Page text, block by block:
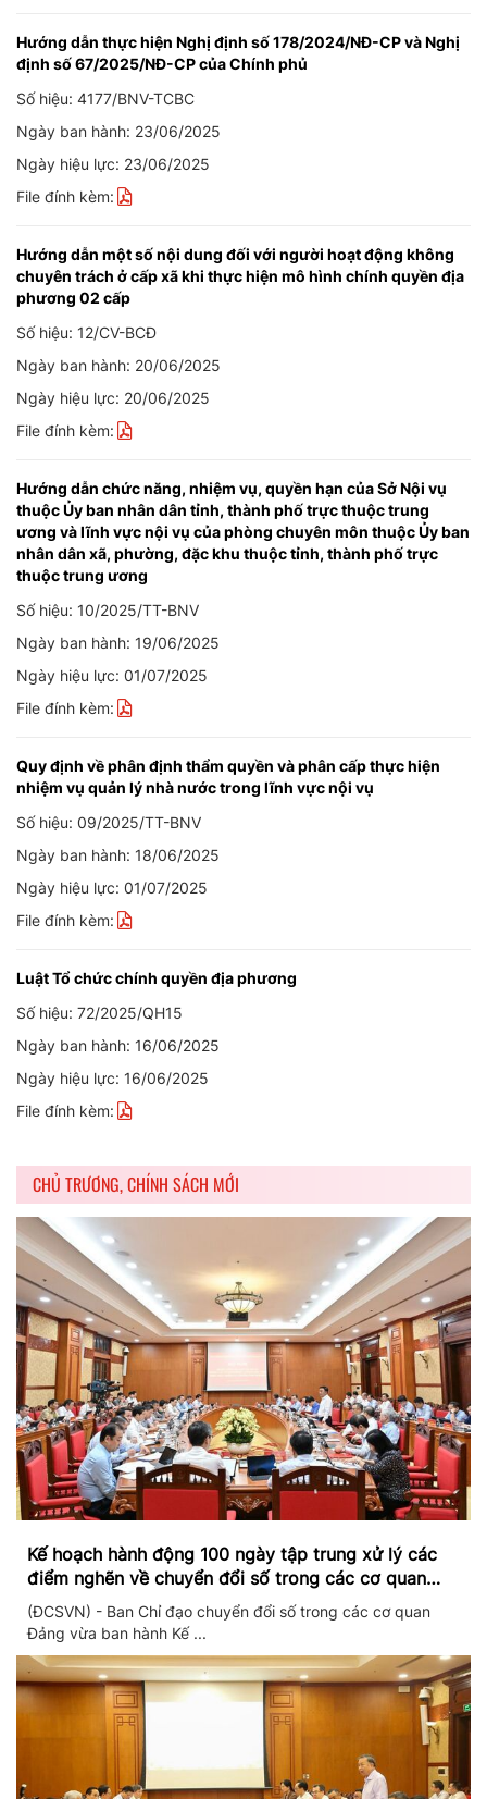
Hướng dẫn thực hiện Nghị định số 178/2024/NĐ-CP và Nghị
định số 67/2025/NĐ-CP của Chính phủ
Số hiệu: 4177/BNV-TCBC
Ngày ban hành: 23/06/2025
Ngày hiệu lực: 23/06/2025
File đính kèm:
Hướng dẫn một số nội dung đối với người hoạt động không
chuyên trách ở cấp xã khi thực hiện mô hình chính quyền địa
phương 02 cấp
Số hiệu: 12/CV-BCĐ
Ngày ban hành: 20/06/2025
Ngày hiệu lực: 20/06/2025
File đính kèm:
Hướng dẫn chức năng, nhiệm vụ, quyền hạn của Sở Nội vụ
thuộc Ủy ban nhân dân tỉnh, thành phố trực thuộc trung
ương và lĩnh vực nội vụ của phòng chuyên môn thuộc Ủy ban
nhân dân xã, phường, đặc khu thuộc tỉnh, thành phố trực
thuộc trung ương
Số hiệu: 10/2025/TT-BNV
Ngày ban hành: 19/06/2025
Ngày hiệu lực: 01/07/2025
File đính kèm:
Quy định về phân định thẩm quyền và phân cấp thực hiện
nhiệm vụ quản lý nhà nước trong lĩnh vực nội vụ
Số hiệu: 09/2025/TT-BNV
Ngày ban hành: 18/06/2025
Ngày hiệu lực: 01/07/2025
File đính kèm:
Luật Tổ chức chính quyền địa phương
Số hiệu: 72/2025/QH15
Ngày ban hành: 16/06/2025
Ngày hiệu lực: 16/06/2025
File đính kèm:
CHỦ TRƯƠNG, CHÍNH SÁCH MỚI
Kế hoạch hành động 100 ngày tập trung xử lý các
điểm nghẽn về chuyển đổi số trong các cơ quan
Đảng
(ĐCSVN) - Ban Chỉ đạo chuyển đổi số trong các cơ quan
Đảng vừa ban hành Kế ...